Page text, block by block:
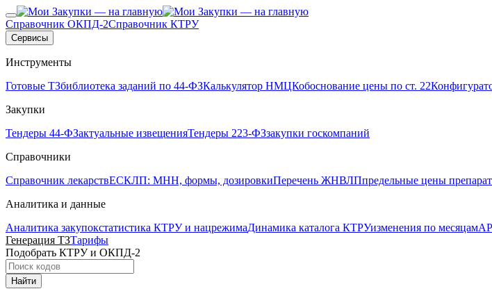
Справочник ОКПД-2Справочник КТРУ
Сервисы
Инструменты
Готовые ТЗбиблиотека заданий по 44-ФЗКалькулятор НМЦКобоснование цены по ст. 22
Закупки
Тендеры 44-ФЗактуальные извещенияТендеры 223-ФЗзакупки госкомпаний
Справочники
Справочник лекарствЕСКЛП: МНН, формы, дозировкиПеречень ЖНВЛПпредельные цены
Аналитика и данные
Аналитика закупокстатистика КТРУ и нацрежимаДинамика каталога КТРУизменения по месяцам
Генерация ТЗТарифы
Подобрать КТРУ и ОКПД-2
Найти